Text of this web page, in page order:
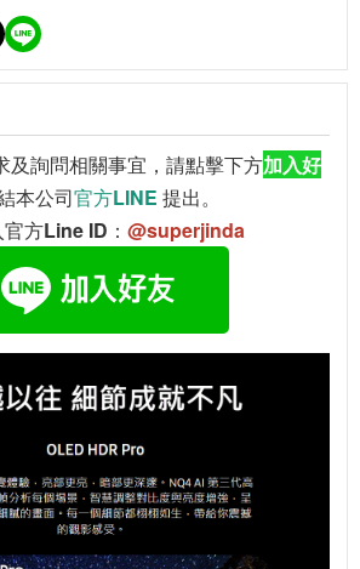
及詢問相關事宜，請點擊下方加入好
本公司官方LINE 提出。
方Line ID： @superjinda